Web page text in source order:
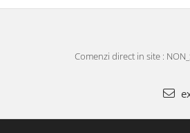
Comenzi direct in site :